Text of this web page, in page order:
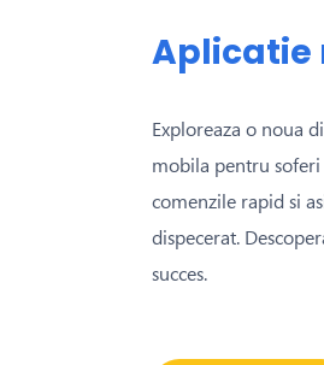
Aplicatie
Exploreaza o noua
mobila pentru soferi
comenzile rapid si
dispecerat.
succes.